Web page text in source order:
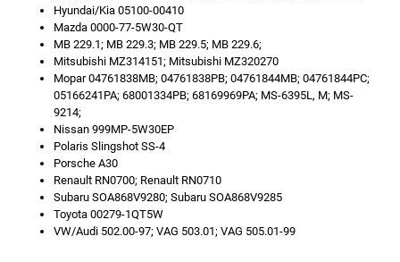
Hyundai/Kia 05100-00410
Mazda 0000-77-5W30-QT
MB 229.1; MB 229.3; MB 229.5; MB 229.6;
Mitsubishi MZ314151; Mitsubishi MZ320270
Mopar 04761838MB; 04761838PB; 04761844MB; 04761844PC;
05166241PA; 68001334PB; 68169969PA; MS-6395L, M; MS-
9214;
Nissan 999MP-5W30EP
Polaris Slingshot SS-4
Porsche A30
Renault RN0700; Renault RN0710
Subaru SOA868V9280; Subaru SOA868V9285
Toyota 00279-1QT5W
VW/Audi 502.00-97; VAG 503.01; VAG 505.01-99